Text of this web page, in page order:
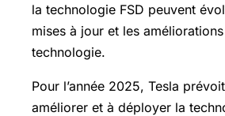
la technologie FSD peuvent
mises à jour et les
technologie.
Pour l’année 2025, Tesla
améliorer et à déployer la